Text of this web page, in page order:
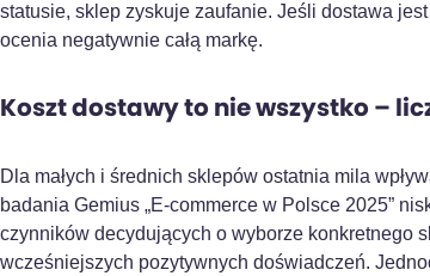
statusie, sklep zyskuje zaufanie. Jeśli dostawa
ocenia negatywnie całą markę.
Koszt dostawy to nie wszystko –
Dla małych i średnich sklepów ostatnia mila
badania Gemius „E-commerce w Polsce 2025”
czynników decydujących o wyborze konkretnego
wcześniejszych pozytywnych doświadczeń.